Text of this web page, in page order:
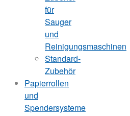
für
Sauger
und
Reinigungsmaschinen
Standard-
Zubehör
Papierrollen
und
Spendersysteme